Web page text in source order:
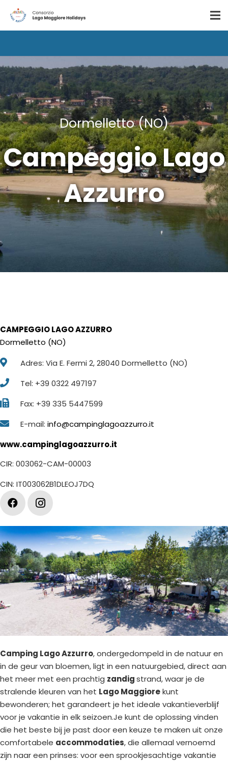
Dormelletto (NO)
Campeggio Lago
Azzurro
CAMPEGGIO LAGO AZZURRO
Dormelletto (NO)
Adres: Via E. Fermi 2, 28040 Dormelletto (NO)
Tel: +39 0322 497197
Fax: +39 335 5447599
E-mail: info@campinglagoazzurro.it
www.campinglagoazzurro.it
CIR: 003062-CAM-00003
CIN: IT003062B1DLEOJ7DQ
Camping Lago Azzurro, ondergedompeld in de natuur en
in de geur van bloemen, ligt in een natuurgebied, direct aan
het meer met een prachtig zandigstrand, waar je de
stralende kleuren van het Lago Maggiorekunt
bewonderen; het garandeert je het ideale vakantieverblijf
voor je vakantie in elk seizoen.Je kunt de oplossing vinden
die het beste bij je past door een keuze te maken uit onze
comfortabele accommodaties, die allemaal vernoemd
zijn naar een prinses: voor een sprookjesachtige vakantie